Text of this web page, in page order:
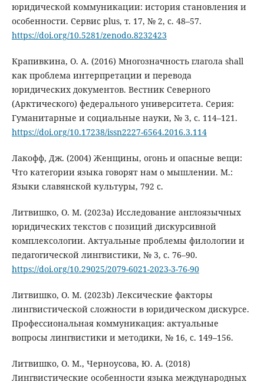
юридической коммуникации: история становления и
особенности. Сервис plus, т. 17, № 2, с. 48–57.
https://doi.org/10.5281/zenodo.8232423
Крапивкина, О. А. (2016) Многозначность глагола shall
как проблема интерпретации и перевода
юридических документов. Вестник Северного
(Арктического) федерального университета. Серия:
Гуманитарные и социальные науки, № 3, с. 114–121.
https://doi.org/10.17238/issn2227-6564.2016.3.114
Лакофф, Дж. (2004) Женщины, огонь и опасные вещи:
Что категории языка говорят нам о мышлении. М.:
Языки славянской культуры, 792 с.
Литвишко, О. М. (2023а) Исследование англоязычных
юридических текстов с позиций дискурсивной
комплексологии. Актуальные проблемы филологии и
педагогической лингвистики, № 3, с. 76–90.
https://doi.org/10.29025/2079-6021-2023-3-76-90
Литвишко, О. М. (2023b) Лексические факторы
лингвистической сложности в юридическом дискурсе.
Профессиональная коммуникация: актуальные
вопросы лингвистики и методики, № 16, с. 149–156.
Литвишко, О. М., Черноусова, Ю. А. (2018)
Лингвистические особенности языка международных